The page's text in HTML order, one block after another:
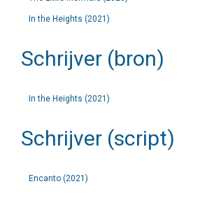
In the Heights (2021)
Schrijver (bron)
In the Heights (2021)
Schrijver (script)
Encanto (2021)